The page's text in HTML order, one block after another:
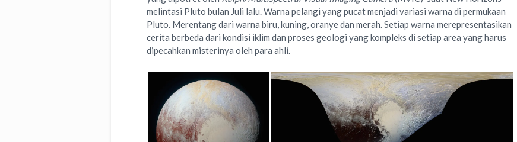
melintasi Pluto bulan Juli lalu. Warna pelangi yang pucat menjadi variasi warna di permukaan
Pluto. Merentang dari warna biru, kuning, oranye dan merah. Setiap warna merepresentasikan
cerita berbeda dari kondisi iklim dan proses geologi yang kompleks di setiap area yang harus
dipecahkan misterinya oleh para ahli.